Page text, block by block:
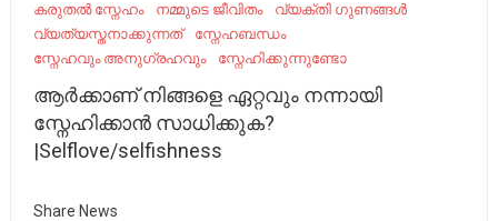
കരുതൽ സ്നേഹം
നമ്മുടെ ജീവിതം
വ്യക്തി ഗുണങ്ങൾ
വ്യത്യസ്തനാക്കുന്നത്
സ്നേഹബന്ധം
സ്നേഹവും അനുഗ്രഹവും
സ്നേഹിക്കുന്നുണ്ടോ
ആർക്കാണ് നിങ്ങളെ ഏറ്റവും നന്നായി
സ്നേഹിക്കാൻ സാധിക്കുക?
|Selflove/selfishness
Share News